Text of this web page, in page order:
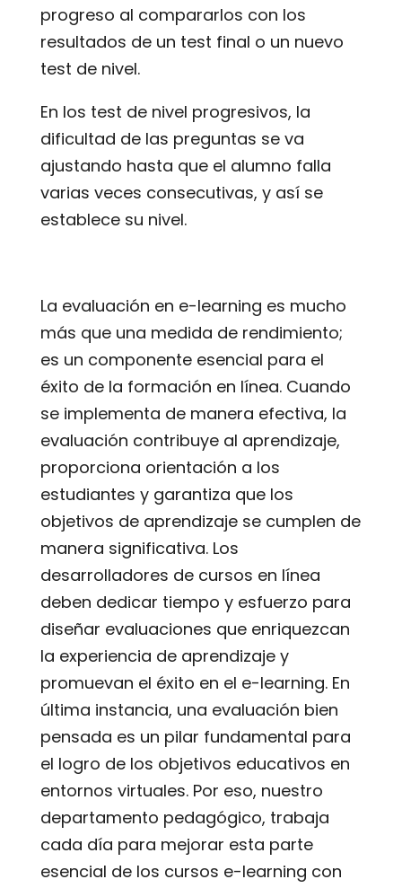
progreso al compararlos con los
resultados de un test final o un nuevo
test de nivel.
En los test de nivel progresivos, la
dificultad de las preguntas se va
ajustando hasta que el alumno falla
varias veces consecutivas, y así se
establece su nivel.
La evaluación en e-learning es mucho
más que una medida de rendimiento;
es un componente esencial para el
éxito de la formación en línea. Cuando
se implementa de manera efectiva, la
evaluación contribuye al aprendizaje,
proporciona orientación a los
estudiantes y garantiza que los
objetivos de aprendizaje se cumplen de
manera significativa. Los
desarrolladores de cursos en línea
deben dedicar tiempo y esfuerzo para
diseñar evaluaciones que enriquezcan
la experiencia de aprendizaje y
promuevan el éxito en el e-learning. En
última instancia, una evaluación bien
pensada es un pilar fundamental para
el logro de los objetivos educativos en
entornos virtuales. Por eso, nuestro
departamento pedagógico, trabaja
cada día para mejorar esta parte
esencial de los cursos e-learning con